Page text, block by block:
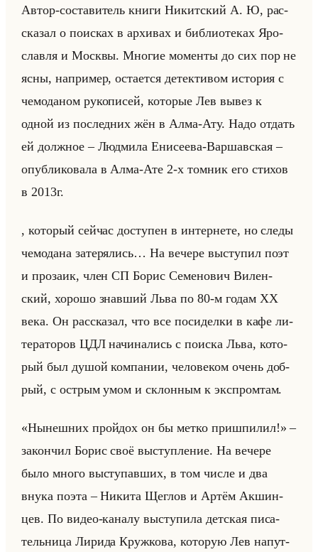
Автор-со­ста­ви­тель книги Ни­кит­ский А. Ю, рас­
ска­зал о по­ис­ках в ар­хи­вах и биб­лио­те­ках Яро­
слав­ля и Моск­вы. Мно­гие мо­мен­ты до сих пор не
ясны, на­при­мер, оста­ет­ся де­тек­ти­вом ис­то­рия с
че­мо­да­ном ру­ко­пи­сей, ко­то­рые Лев вывез к
одной из по­след­них жён в Алма-Ату. Надо от­дать
ей долж­ное – Люд­ми­ла Ени­се­ева-Вар­шав­ская –
опуб­ли­ко­ва­ла в Алма-Ате 2-х том­ник его сти­хов
в 2013г.
, ко­то­рый сейчас до­сту­пен в ин­тер­не­те, но следы
че­мо­да­на за­те­ря­лись… На ве­че­ре вы­сту­пил поэт
и про­за­ик, член СП Борис Се­ме­но­вич Ви­лен­
ский, хо­ро­шо знав­ший Льва по 80-м годам ХХ
века. Он рас­ска­зал, что все по­си­дел­ки в кафе ли­
те­ра­то­ров ЦДЛ на­чи­на­лись с по­ис­ка Льва, ко­то­
рый был душой ком­па­нии, че­ло­ве­ком очень доб­
рый, с ост­рым умом и склон­ным к экс­пром­там.
«Нынешних пройдох он бы метко пришпилил!» –
за­кон­чил Борис своё вы­ступ­ле­ние. На ве­че­ре
было много вы­сту­пав­ших, в том числе и два
внука поэта – Ни­ки­та Щег­лов и Артём Ак­шин­
цев. По видео-ка­на­лу вы­сту­пи­ла дет­ская пи­са­
тельни­ца Ли­ри­да Круж­ко­ва, ко­то­рую Лев на­пут­